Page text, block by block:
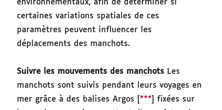
environnementaux, afin de déterminer si
certaines variations spatiales de ces
paramètres peuvent influencer les
déplacements des manchots.
Suivre les mouvements des manchots Les
manchots sont suivis pendant leurs voyages en
mer grâce à des balises Argos [ *** ] fixées sur